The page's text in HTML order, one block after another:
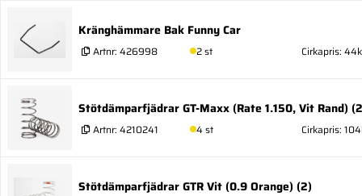
Kränghämmare Bak Funny Car
Artnr: 426998 2 st Cirkapris:
Stötdämparfjädrar GT-Maxx (Rate 1.150, Vit Rand)
Artnr: 4210241 4 st Cirkapris:
Stötdämparfjädrar GTR Vit (0.9 Orange) (2)